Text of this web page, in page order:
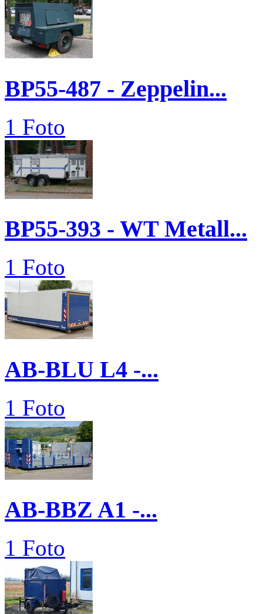
BP55-487 - Zeppelin...
1 Foto
BP55-393 - WT Metall...
1 Foto
AB-BLU L4 -...
1 Foto
AB-BBZ A1 -...
1 Foto